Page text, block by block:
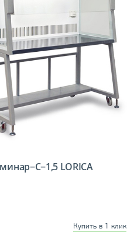
LORICA
Купить в 1 клик